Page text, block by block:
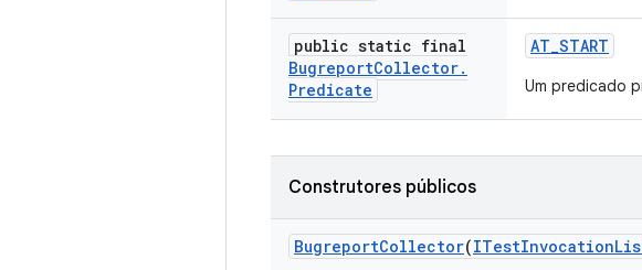
public static final
BugreportCollector.
Predicate
AT_START
Um predicado
Construtores públicos
BugreportCollector(ITestInvocation